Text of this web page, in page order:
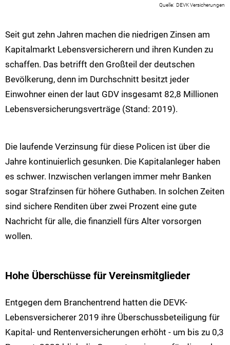
DEVK Versicherungen
Seit gut zehn Jahren machen die niedrigen Zinsen am
Kapitalmarkt Lebensversicherern und ihren Kunden zu
schaffen. Das betrifft den Großteil der deutschen
Bevölkerung, denn im Durchschnitt besitzt jeder
Einwohner einen der laut GDV insgesamt 82,8 Millionen
Lebensversicherungsverträge (Stand: 2019).
Die laufende Verzinsung für diese Policen ist über die
Jahre kontinuierlich gesunken. Die Kapitalanleger haben
es schwer. Inzwischen verlangen immer mehr Banken
sogar Strafzinsen für höhere Guthaben. In solchen Zeiten
sind sichere Renditen über zwei Prozent eine gute
Nachricht für alle, die finanziell fürs Alter vorsorgen
wollen.
Hohe Überschüsse für Vereinsmitglieder
Entgegen dem Branchentrend hatten die DEVK-
Lebensversicherer 2019 ihre Überschussbeteiligung für
Kapital- und Rentenversicherungen erhöht - um bis zu 0,3